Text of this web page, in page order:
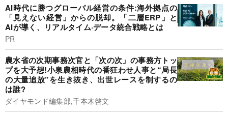
AI時代に勝つグローバル経営の条件:海外拠点の
「見えない経営」からの脱却。「二層ERP」と
AIが導く、リアルタイム·データ統合戦略とは
PR
農水省の次期事務次官と「次の次」の事務方トッ
プを大予想!小泉農相時代の番狂わせ人事と“局長
の大量追放”を生き抜き、出世レースを制するの
は誰?
ダイヤモンド編集部,千本木啓文